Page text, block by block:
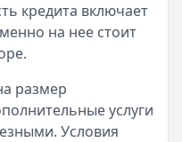
кредита включает
на нее стоит
размер
услуги
Условия